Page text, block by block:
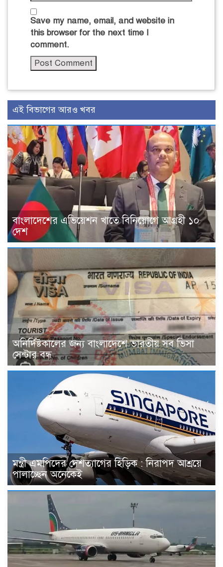
Save my name, email, and website in
this browser for the next time I
comment.
এই বিভাগের আরও খবর
বাংলাদেশের এভিয়েশন খাতে বিনিয়োগে আগ্রহী ১০
দেশ
অনির্দিষ্টকালের জন্য বাংলাদেশে ভারতীয় সব ভিসা
সেন্টার বন্ধ
মন্ত্রী এমপিদের দেশত্যাগের হিড়িক : নিরাপদ আশ্রয়ে
পালাচ্ছেন অনেকেই